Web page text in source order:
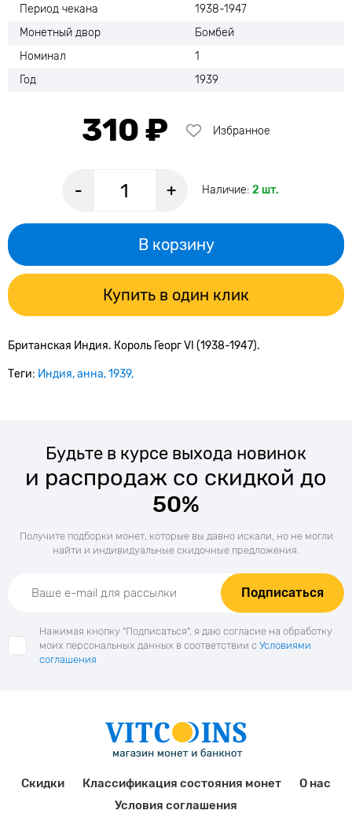
Период чекана
1938-1947
Монетный двор
Бомбей
Номинал
1
Год
1939
310 ₽ Избранное
- + Наличие: 2 шт.
В корзину
Купить в один клик
Британская Индия. Король Георг VI (1938-1947).
Теги: Индия анна 1939
Будьте в курсе выхода новинок
и распродаж со скидкой до
50%
Получите подборки монет, которые вы давно искали, но не могли
найти и индивидуальные скидочные предложения.
Подписаться
Нажимая кнопку "Подписаться", я даю согласие на обработку
моих персональных данных в соответствии с Условиями
соглашения
Скидки Классификация состояния монет
О нас
Условия соглашения